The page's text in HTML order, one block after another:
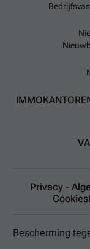
Privacy -
Bescherming